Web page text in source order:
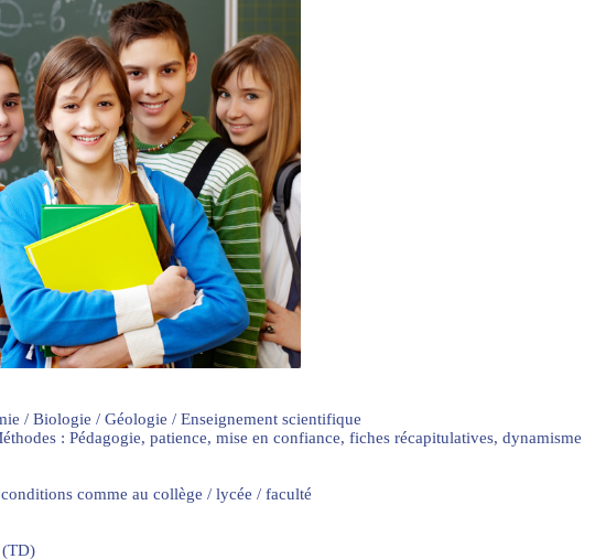
/ Biologie / Géologie / Enseignement scientifique
: Pédagogie, patience, mise en confiance, fiches récapitulatives, dynamisme
comme au collège / lycée / faculté
(TD)